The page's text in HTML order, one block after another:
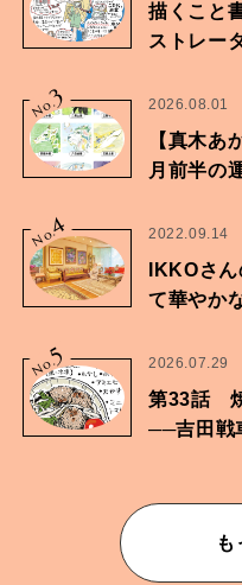
描くこと
ストレー
No.
3 2026.08.01
【真木あ
月前半の
No.
4 2022.09.14
IKKOさ
て華やか
No.
5 2026.07.29
第33話
──吉田戦
も